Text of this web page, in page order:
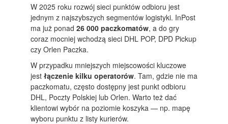
W 2025 roku rozwój sieci punktów odbioru jest
jednym z najszybszych segmentów logistyki. InPost
ma już ponad 26 000 paczkomatów, a do gry
coraz mocniej wchodzą sieci DHL POP, DPD Pickup
czy Orlen Paczka.
W przypadku mniejszych miejscowości kluczowe
jest łączenie kilku operatorów. Tam, gdzie nie ma
paczkomatu, często dostępny jest punkt odbioru
DHL, Poczty Polskiej lub Orlen. Warto też dać
klientowi wybór na poziomie koszyka — np. mapę
wyboru punktu z listy kurierów.